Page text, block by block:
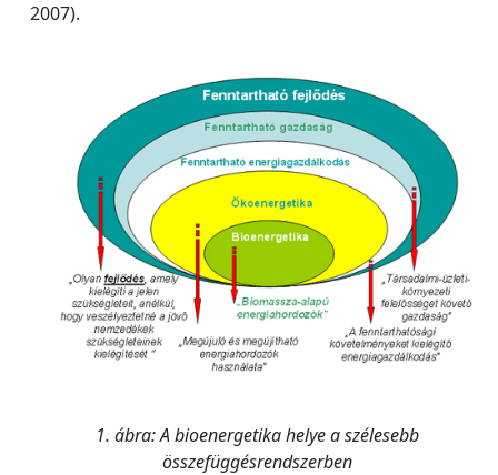
2007).
1. ábra: A bioenergetika helye a szélesebb
összefüggésrendszerben